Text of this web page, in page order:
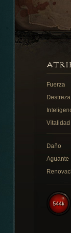
Fuerza
Destreza
Vitalidad
Daño
Aguante
544k